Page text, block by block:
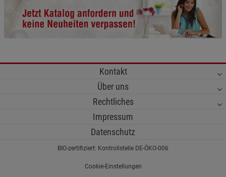
Kontakt
Über uns
Rechtliches
Impressum
Datenschutz
BIO-zertifiziert: Kontrollstelle DE-ÖKO-006
Cookie-Einstellungen
Funktionale Cookies (1) Funktionale
Beschreibung Funktionale Cookies
anzeigen
Statistik Cookies (2) Statistik Cookies
Beschreibung Statistik Cookies
Cookie-Informationen
Marketing Cookies (3)